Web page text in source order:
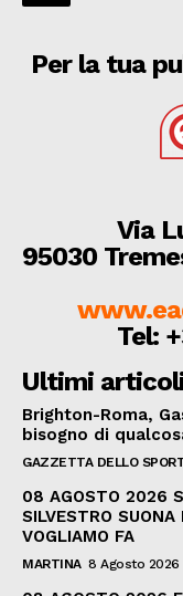
Per la tua
Via
95030
Tel:
Ultimi
Brighton-Roma,
bisogno di
GAZZETTA DELLO
08 AGOSTO 2026
SILVESTRO
VOGLIAMO FA
MARTINA 8 Agosto 2026